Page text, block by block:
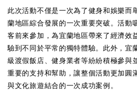
此次活動不僅是一次為了健身和娛樂而
蘭地區綜合發展的一次重要突破。活動
客前來參加，為宜蘭地區帶來了經濟效
驗到不同於平常的獨特體驗。此外，宜
級渡假飯店、健身業者等紛紛積極參與
重要的支持和幫助，讓整個活動更加圓
與文化旅遊結合的一次成功案例。